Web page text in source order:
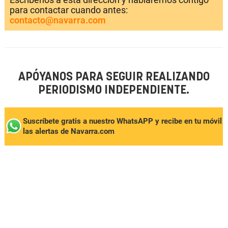
para contactar cuando antes:
contacto@navarra.com
APÓYANOS PARA SEGUIR REALIZANDO
PERIODISMO INDEPENDIENTE.
Suscríbete gratis a nuestro WhatsAPP y recibe en tu móvil
las alertas de Navarra.com